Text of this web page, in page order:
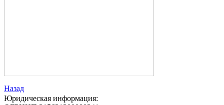
Назад
Юридическая информация: